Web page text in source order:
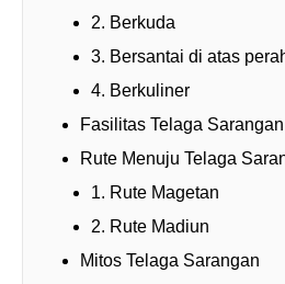
2. Berkuda
3. Bersantai di atas
4. Berkuliner
Fasilitas Telaga Sarangan
Rute Menuju Telaga
1. Rute Magetan
2. Rute Madiun
Mitos Telaga Sarangan